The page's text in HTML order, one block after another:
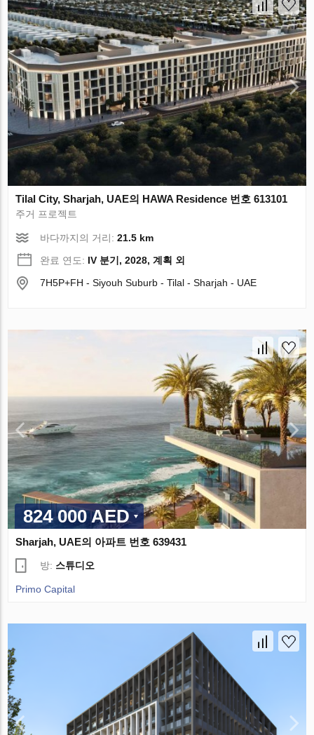
Tilal City, Sharjah, UAE의 HAWA Residence 번호 613101
주거 프로젝트
바다까지의 거리:21.5 km
완료 연도: IV 분기, 2028, 계획 외
7H5P+FH - Siyouh Suburb - Tilal - Sharjah - UAE
824 000 AED
Sharjah, UAE의 아파트 번호 639431
방: 스튜디오
Primo Capital